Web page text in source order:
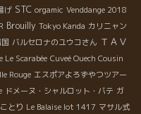
げ STC orgamic Venddange 2018
Brouilly Tokyo Kanda カリニャン
バルセロナのユウコさん ＴＡＶ
Le Scarabée Cuveé Ouech Cousin
Rouge エスポアよろずやつツアー
ドメーヌ・シャルロット・バテ ガ
ことり Le Balaise lot 1417 マサル式